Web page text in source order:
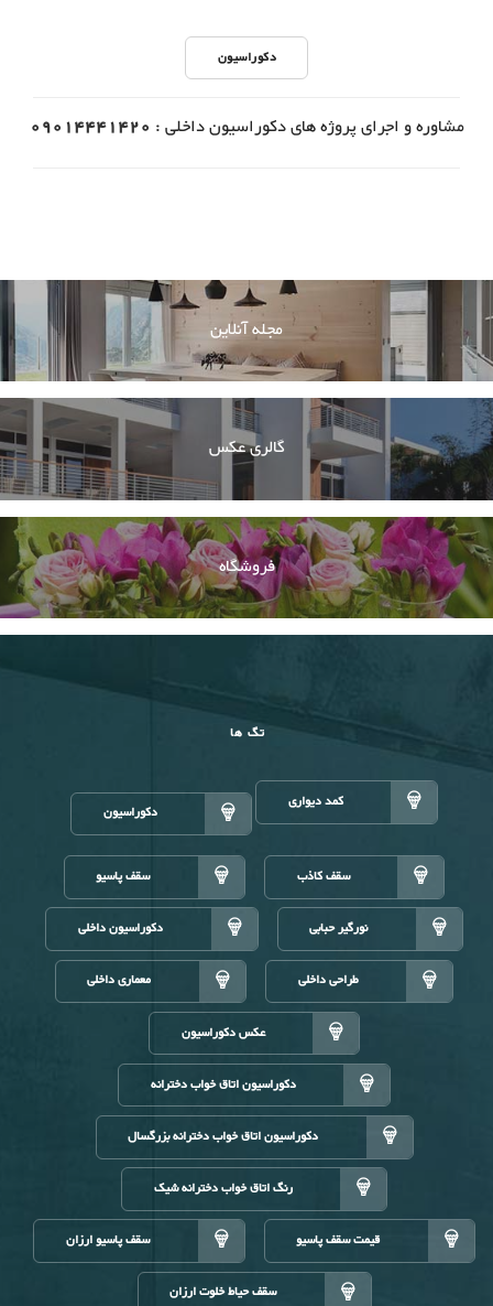
دکوراسیون
مشاوره و اجرای پروژه های دکوراسیون داخلی : 09014441420
مجله آنلاین
گالری عکس
فروشگاه
تگ ها
کمد دیواری دکوراسیون
سقف کاذب سقف پاسیو
نورگیر حبابی دکوراسیون داخلی
طراحی داخلی معماری داخلی
عکس دکوراسیون
دکوراسیون اتاق خواب دخترانه
دکوراسیون اتاق خواب دخترانه بزرگسال
رنگ اتاق خواب دخترانه شیک
قیمت سقف پاسیو سقف پاسیو ارزان
سقف حیاط خلوت ارزان